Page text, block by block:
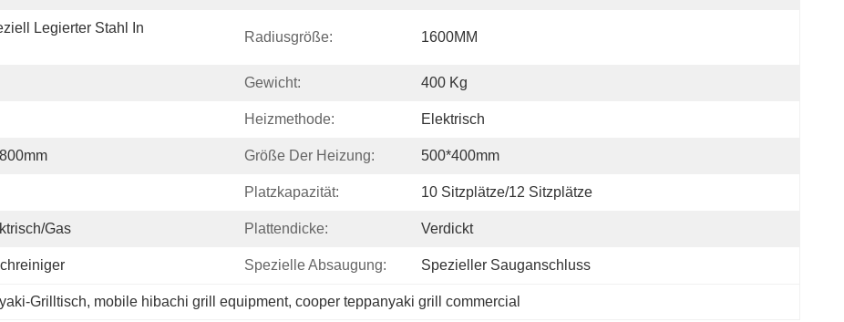
Legierter Stahl In
Radiusgröße: 1600MM
Gewicht: 400 Kg
Heizmethode: Elektrisch
Größe Der Heizung: 500*400mm
Platzkapazität: 10 Sitzplätze/12 Sitzplätze
Gas Plattendicke: Verdickt
Spezielle Absaugung: Spezieller Sauganschluss
Grilltisch, mobile hibachi grill equipment, cooper teppanyaki grill commercial